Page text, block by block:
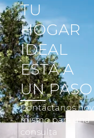
TU
HOGAR
IDEAL
ESTÁ A
UN PASO
Contáctanos hoy
mismo para una
consulta